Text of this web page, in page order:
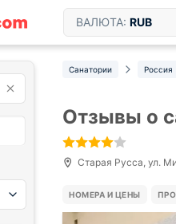
ВАЛЮТА: RUB
Санатории Россия
Отзывы о
Старая Русса, ул.
НОМЕРА И ЦЕНЫ